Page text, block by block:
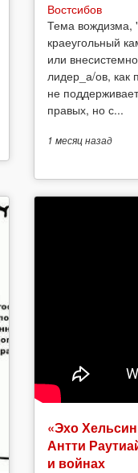
Востсибов
Тема вождизма,
краеугольный
или
лидер_а/ов, как
не
правых, но с...
1 месяцназад
«Эхо
Антти
и войнах